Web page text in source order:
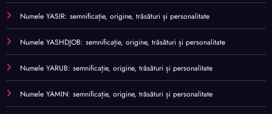
Numele YASIR: semnificație, origine, trăsături și personalitate
Numele YASHDJOB: semnificație, origine, trăsături și personalitate
Numele YARUB: semnificație, origine, trăsături și personalitate
Numele YAMIN: semnificație, origine, trăsături și personalitate